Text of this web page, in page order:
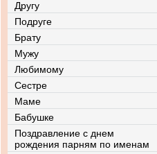
Другу
Подруге
Брату
Мужу
Любимому
Сестре
Маме
Бабушке
Поздравление с днем
рождения парням по именам